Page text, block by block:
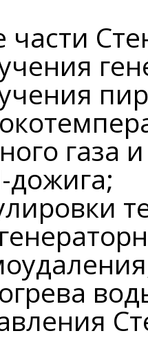
части
газа
дожига;